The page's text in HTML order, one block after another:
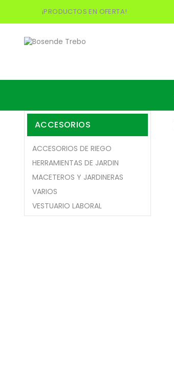
¡PRODUCTOS EN OFERTA!
ACCESORIOS
ACCESORIOS DE RIEGO
HERRAMIENTAS DE JARDIN
MACETEROS Y JARDINERAS
VARIOS
VESTUARIO LABORAL